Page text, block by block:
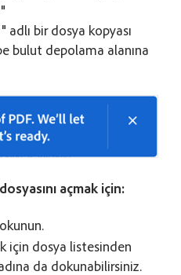
adlı bir dosya kopyası
bulut depolama alanına
açmak için:
için dosya listesinden
da dokunabilirsiniz.